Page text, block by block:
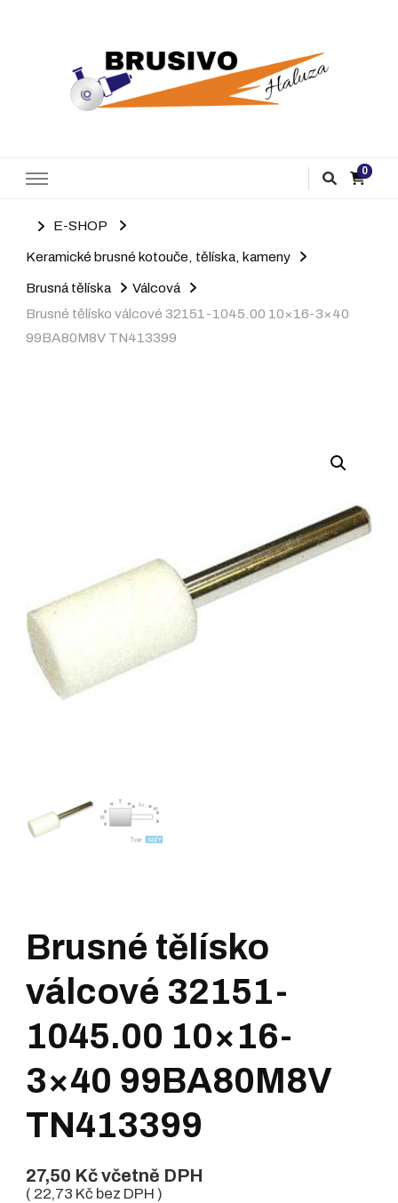
0
E-SHOP
Keramické brusné kotouče, tělíska, kameny
Brusná tělíska
Válcová
Brusné tělísko válcové 32151-1045.00 10×16-3×40
99BA80M8V TN413399
Brusné tělísko
válcové 32151-
1045.00 10×16-
3×40 99BA80M8V
TN413399
27,50 Kčvčetně DPH
( 22,73 Kč bez DPH )